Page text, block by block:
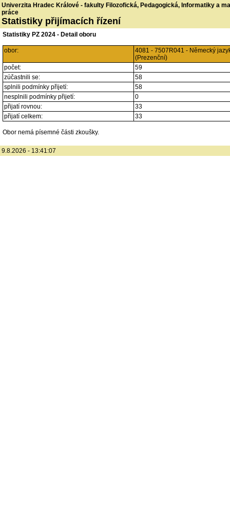
Univerzita Hradec Králové - fakulty Filozofická, Pedagogická, Informatiky a
práce
Statistiky přijímacích řízení
Statistiky PZ 2024 - Detail oboru
obor:
4081 - 7507R041 - Německý
(Prezenční)
počet:
59
zúčastnili se:
58
splnili podmínky přijetí:
58
nesplnili podmínky přijetí:
0
přijatí rovnou:
33
přijatí celkem:
33
Obor nemá písemné části zkoušky.
9.8.2026 - 13:41:07